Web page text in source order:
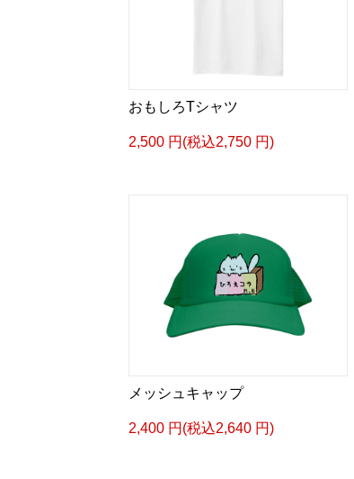
おもしろTシャツ
2,500 円(税込2,750 円)
メッシュキャップ
2,400 円(税込2,640 円)